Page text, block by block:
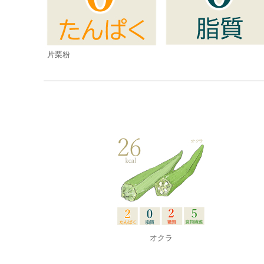
片栗粉
オクラ